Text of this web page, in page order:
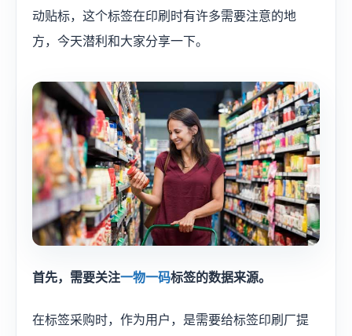
动贴标，这个标签在印刷时有许多需要注意的地
方，今天潜利和大家分享一下。
首先，需要关注一物一码标签的数据来源。
在标签采购时，作为用户，是需要给标签印刷厂提